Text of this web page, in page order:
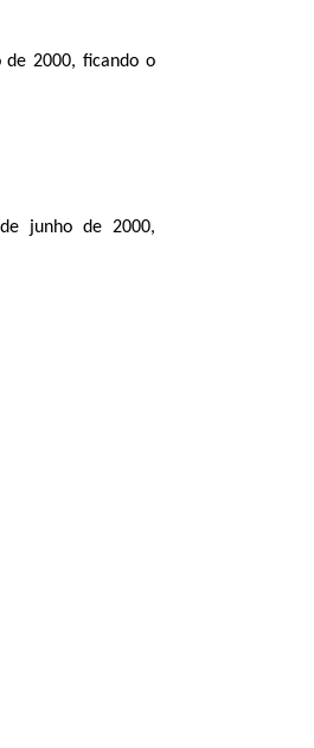
de 2000, ficando o
junho de 2000,